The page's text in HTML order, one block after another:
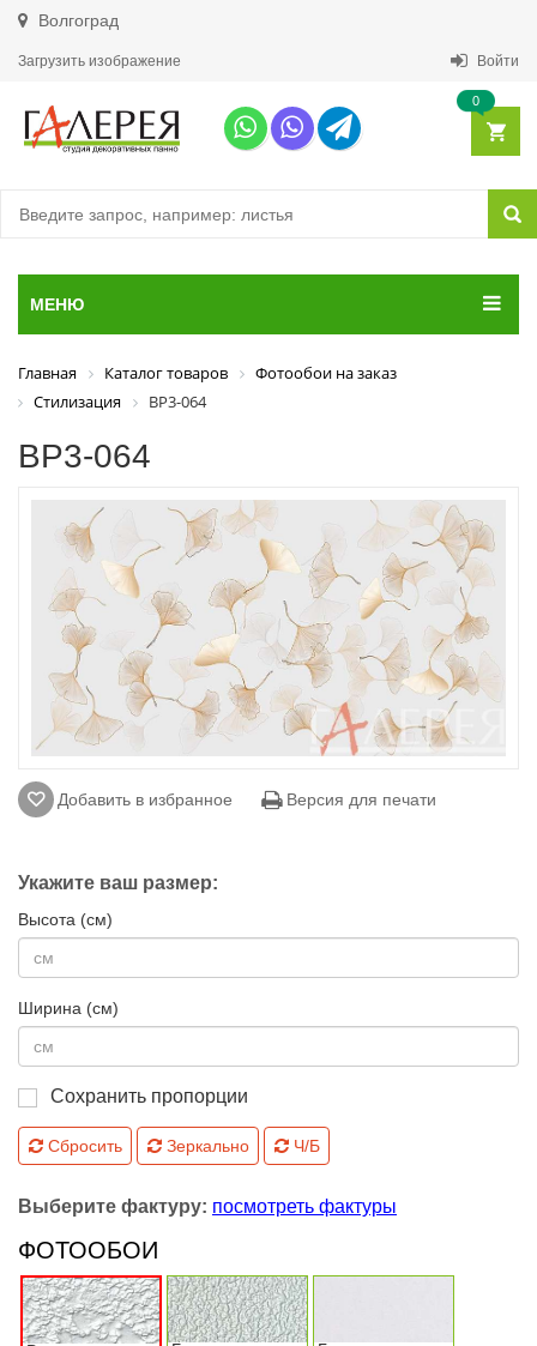
Волгоград
Загрузить изображение Войти
0
МЕНЮ
Главная Каталог товаров
Фотообои на заказ
Стилизация
ВР3-064
ВР3-064
Добавить в избранное Версия для печати
Укажите ваш размер:
Высота (см)
Ширина (см)
Сохранить пропорции
Сбросить Зеркально Ч/Б
Выберите фактуру: посмотреть фактуры
ФОТООБОИ